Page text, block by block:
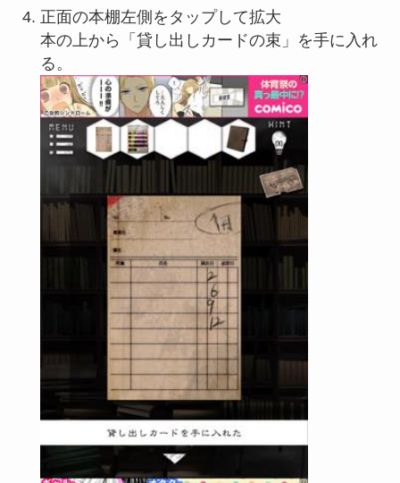
正面の本棚左側をタップして拡大
本の上から「貸し出しカードの束」を手に入れ
る。